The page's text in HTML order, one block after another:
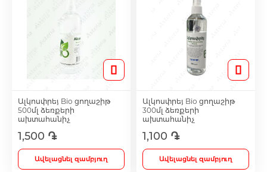
Ալկոսփրեյ Bio ցողաշիթ
500մլ ձեռքերի
ախտահանիչ
1,500 ֏
Ավելացնել զամբյուղ
Ալկոսփրեյ Bio ցողաշիթ
300մլ ձեռքերի
ախտահանիչ
1,100 ֏
Ավելացնել զամբյուղ